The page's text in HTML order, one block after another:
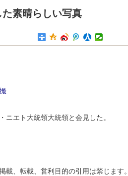
素晴らしい写真
エト大統領大統領と会見した。
、転載、営利目的の引用は禁じます。